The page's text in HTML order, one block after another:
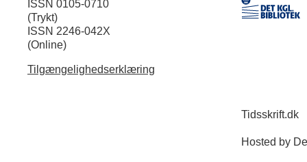
ISSN 0105-0710
(Trykt)
ISSN 2246-042X
(Online)
Tilgængelighedserklæring